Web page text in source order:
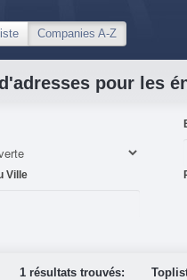
Companies A-Z
pour les
Ville
1 résultats trouvés: